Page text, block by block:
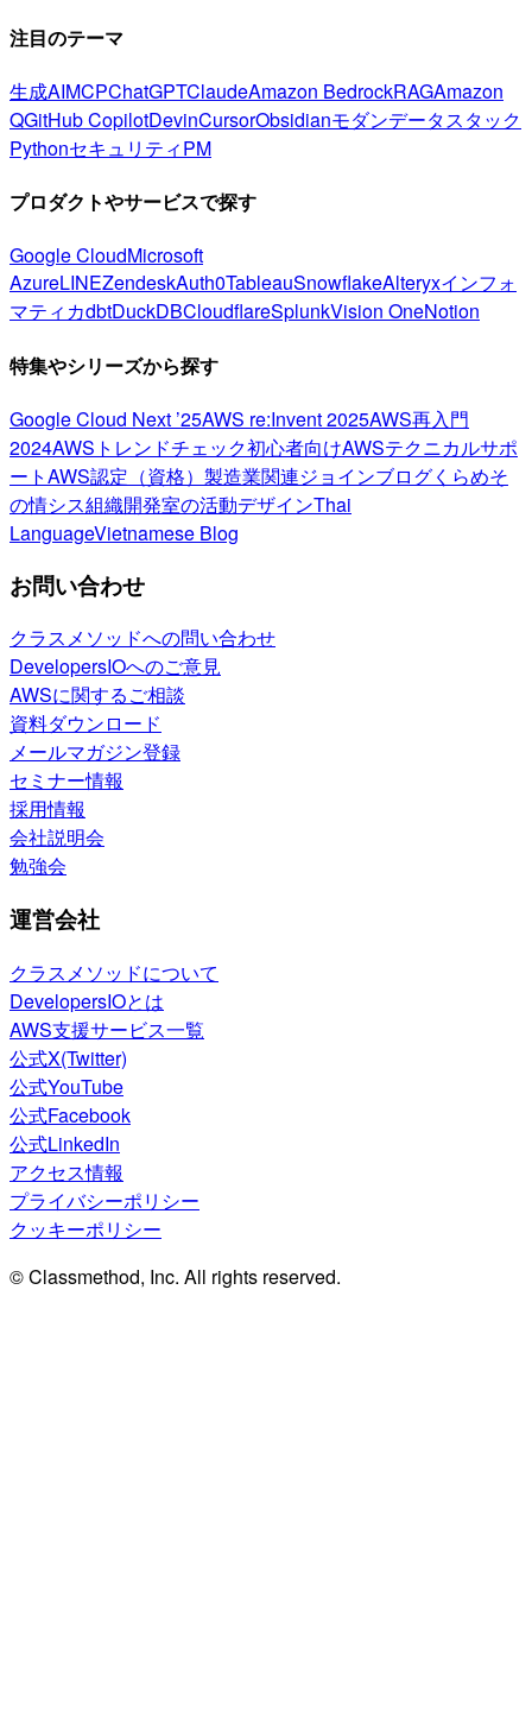
注目のテーマ
生成AIMCPChatGPTClaudeAmazon BedrockRAGAmazon
QGitHub CopilotDevinCursorObsidianモダンデータスタック
PythonセキュリティPM
プロダクトやサービスで探す
Google CloudMicrosoft
AzureLINEZendeskAuth0TableauSnowflakeAlteryxインフォ
マティカdbtDuckDBCloudflareSplunkVision OneNotion
特集やシリーズから探す
Google Cloud Next ’25AWS re:Invent 2025AWS再入門
2024AWSトレンドチェック初心者向けAWSテクニカルサポ
ートAWS認定（資格） 製造業関連ジョインブログくらめそ
の情シス組織開発室の活動デザインThai
LanguageVietnamese Blog
お問い合わせ
クラスメソッドへの問い合わせ
DevelopersIOへのご意見
AWSに関するご相談
資料ダウンロード
メールマガジン登録
セミナー情報
採用情報
会社説明会
勉強会
運営会社
クラスメソッドについて
DevelopersIOとは
AWS支援サービス一覧
公式X(Twitter)
公式YouTube
公式Facebook
公式LinkedIn
アクセス情報
プライバシーポリシー
クッキーポリシー
© Classmethod, Inc. All rights reserved.